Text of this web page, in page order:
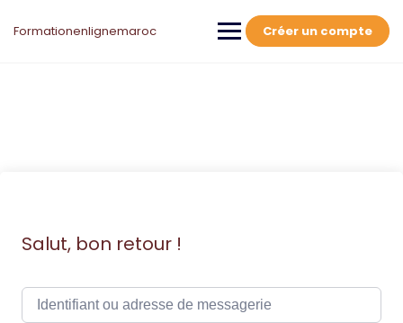
Formationenlignemaroc Créer un compte
Salut, bon retour !